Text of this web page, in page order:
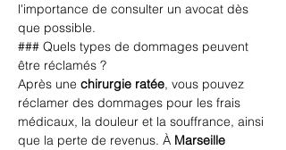
l'importance de consulter un avocat dès
que possible.
### Quels types de dommages peuvent
être réclamés ?
Après une chirurgie ratée, vous pouvez
réclamer des dommages pour les frais
médicaux, la douleur et la souffrance, ainsi
que la perte de revenus. À Marseille